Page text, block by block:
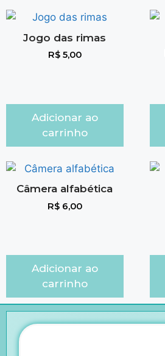
Jogo das rimas
R$5,00
Adicionar ao
carrinho
Câmera alfabética
R$6,00
Adicionar ao
carrinho